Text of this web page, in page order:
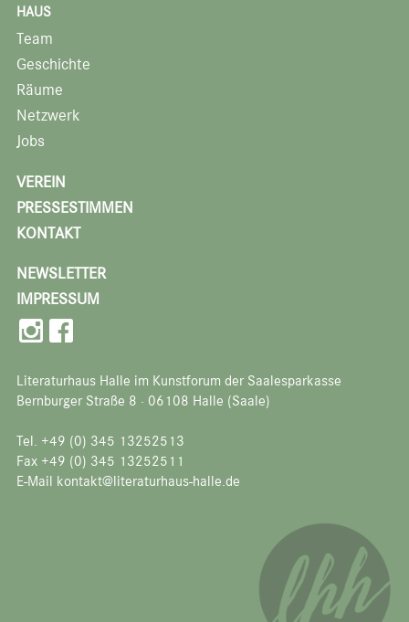
HAUS
Team
Geschichte
Räume
Netzwerk
Jobs
VEREIN
PRESSESTIMMEN
KONTAKT
NEWSLETTER
IMPRESSUM
Literaturhaus Halle im Kunstforum der Saalesparkasse
Bernburger Straße 8 · 06108 Halle (Saale)
Tel. +49 (0) 345 13252513
Fax +49 (0) 345 13252511
E-Mail kontakt@literaturhaus-halle.de